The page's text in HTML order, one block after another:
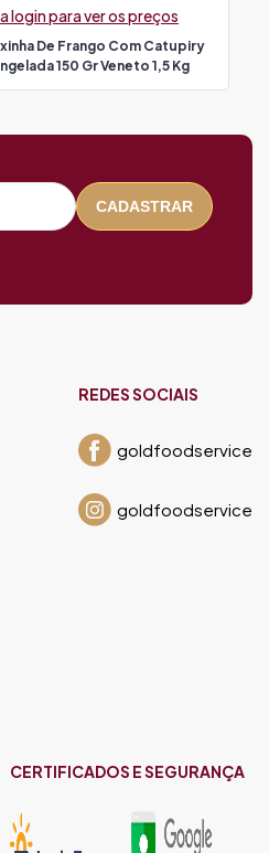
De Frango Com Catupiry
150 Gr Veneto 1,5 Kg
login para ver os preços
CADASTRAR
REDES SOCIAIS
goldfoodservice
goldfoodservice
CERTIFICADOS E SEGURANÇA